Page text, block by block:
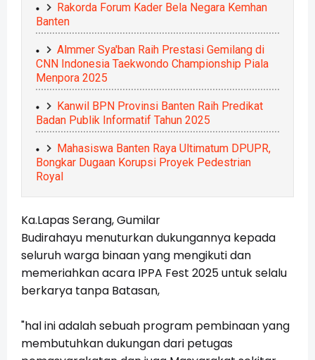
Rakorda Forum Kader Bela Negara Kemhan
Banten
Almmer Sya'ban Raih Prestasi Gemilang di
CNN Indonesia Taekwondo Championship Piala
Menpora 2025
Kanwil BPN Provinsi Banten Raih Predikat
Badan Publik Informatif Tahun 2025
Mahasiswa Banten Raya Ultimatum DPUPR,
Bongkar Dugaan Korupsi Proyek Pedestrian
Royal
Ka.Lapas Serang,Gumilar
Budirahayu menuturkan dukungannya kepada
seluruh warga binaan yang mengikuti dan
memeriahkan acara IPPA Fest 2025 untuk selalu
berkarya tanpa Batasan,
"hal ini adalah sebuah program pembinaan yang
membutuhkan dukungan dari petugas